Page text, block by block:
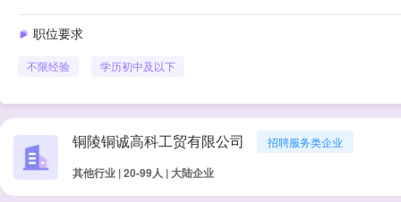
职位要求
不限经验 学历初中及以下
铜陵铜诚高科工贸有限公司 招聘服务类企业
其他行业 | 20-99人 | 大陆企业